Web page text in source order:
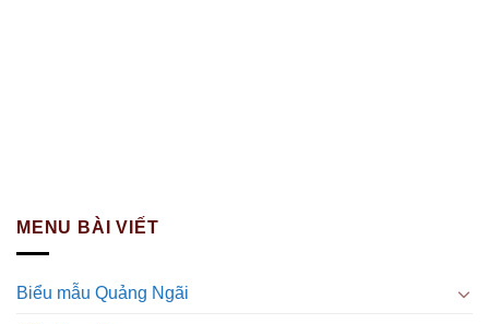
MENU BÀI VIẾT
Biểu mẫu Quảng Ngãi